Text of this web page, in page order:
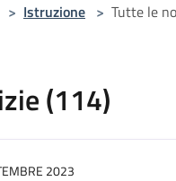
> Istruzione > Tutte le
(114)
2023